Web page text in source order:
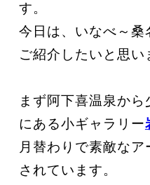
す。
今日は、いなべ～桑
ご紹介したいと思い
まず阿下喜温泉か
にある小ギャラリー
月替わりで素敵な
されています。